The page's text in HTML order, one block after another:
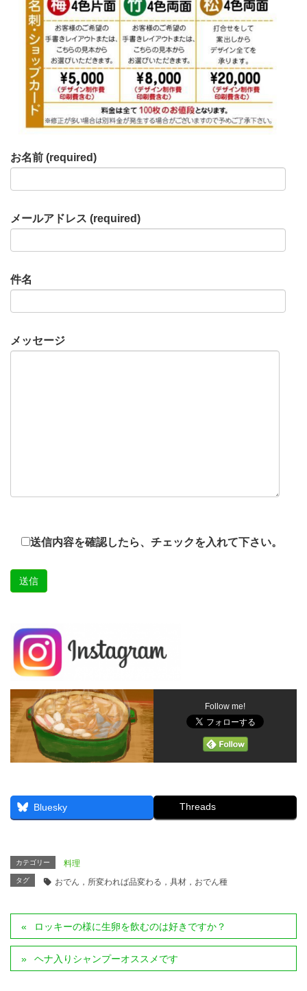
お名前 (required)
メールアドレス (required)
件名
メッセージ
送信内容を確認したら、チェックを入れて下さい。
Follow me!
Bluesky Threads
カテゴリー 料理
タグ おでん，所変われば品変わる，具材，おでん種
ロッキーの様に生卵を飲むのは好きですか？
ヘナ入りシャンプーオススメです